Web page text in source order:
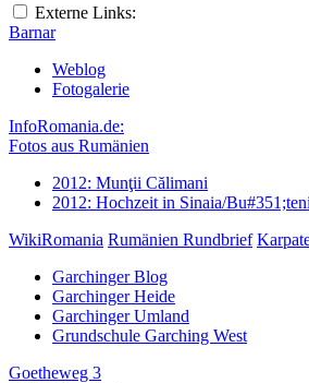
Externe Links:
Barnar
Weblog
Fotogalerie
InfoRomania.de:
Fotos aus Rumänien
2012: Munţii Călimani
2012: Hochzeit in Sinaia/
WikiRomania Rumänien Rundbrief
Garchinger Blog
Garchinger Heide
Garchinger Umland
Grundschule Garching West
Goetheweg 3